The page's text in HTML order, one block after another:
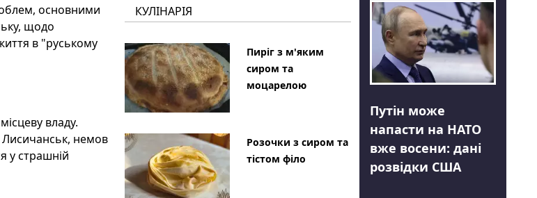
основними
щодо
в "руському
владу.
Лисичанськ, немов
у страшній
КУЛІНАРІЯ
Пиріг з м'яким
сиром та
моцарелою
Розочки з сиром та
тістом філо
Путін може
напасти на НАТО
вже восени: дані
розвідки США